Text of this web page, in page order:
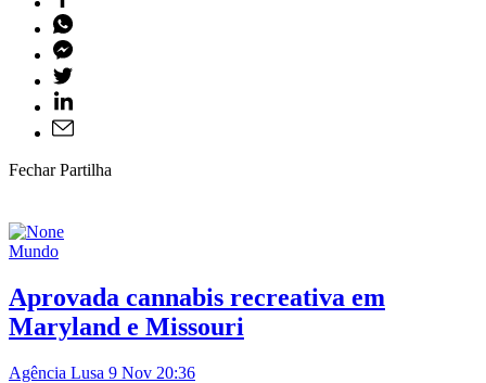
Fechar Partilha
Mundo
Aprovada cannabis recreativa em
Maryland e Missouri
Agência Lusa 9 Nov 20:36